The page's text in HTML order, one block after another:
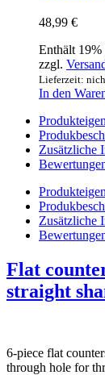
48,99 €
Enthält
zzgl.
Lieferzeit:
In den
Zusätzliche
Zusätzliche
Flat
straight
6-piece flat
through hole for